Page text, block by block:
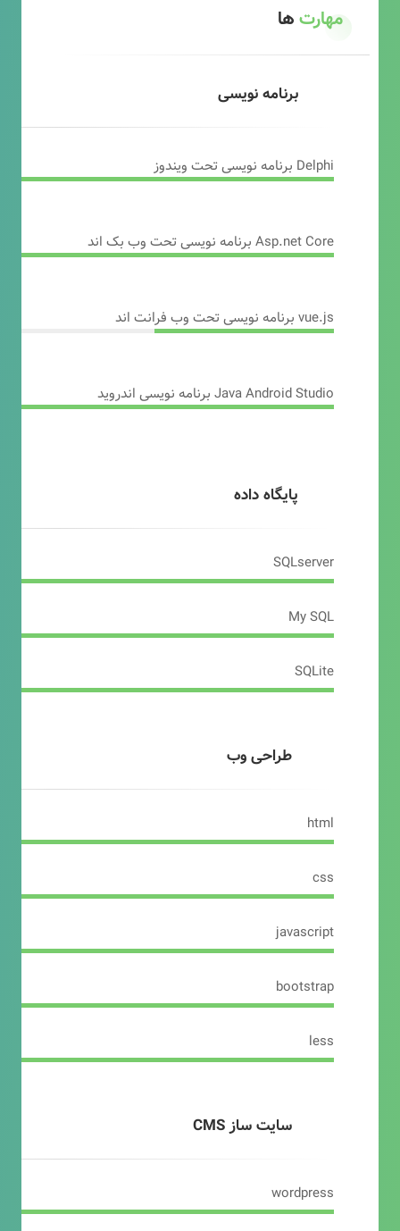
مهارتها
برنامه نویسی
Delphi برنامه نویسی تحت ویندوز
Asp.net Core برنامه نویسی تحت وب بک اند
vue.js برنامه نویسی تحت وب فرانت اند
Java Android Studio برنامه نویسی اندروید
پایگاه داده
SQLserver
My SQL
SQLite
طراحی وب
html
css
javascript
bootstrap
less
سایت ساز CMS
wordpress